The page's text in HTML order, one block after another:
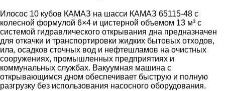
Илосос 10 кубов КАМАЗ на шасси КАМАЗ 65115-48 с
колесной формулой 6×4 и цистерной объемом 13 м³ с
системой гидравлического открывания дна предназначен
для откачки и транспортировки жидких бытовых отходов,
ила, осадков сточных вод и нефтешламов на очистных
сооружениях, промышленных предприятиях и
коммунальных службах. Вакуумная машина с
открывающимся дном обеспечивает быструю и полную
разгрузку без использования насосного оборудования.